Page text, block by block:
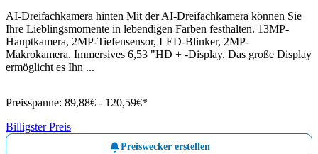
AI-Dreifachkamera hinten Mit der AI-Dreifachkamera können Sie
Ihre Lieblingsmomente in lebendigen Farben festhalten. 13MP-
Hauptkamera, 2MP-Tiefensensor, LED-Blinker, 2MP-
Makrokamera. Immersives 6,53 "HD + -Display. Das große Display
ermöglicht es Ihn ...
Preisspanne: 89,88€ - 120,59€*
Billigster Preis
Preiswecker erstellen